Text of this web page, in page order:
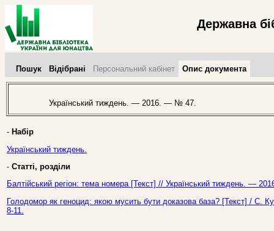
Державна
Пошук Відібрані Персональний кабінет Опис документа
Український тиждень. — 2016. — № 47.
- Набір
Український тиждень.
- Статті, розділи
Балтійський регіон: тема номера [Текст] // Український тиждень. —
Голодомор як геноцид: якою мусить бути доказова база? [Текст] /
8-11.